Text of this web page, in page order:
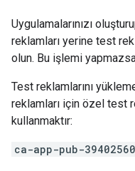
Uygulamalarınızı
reklamları yerine test
olun. Bu işlemi
Test reklamlarını
reklamları için özel test
kullanmaktır:
ca-app-pub-